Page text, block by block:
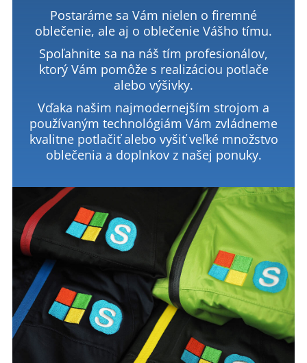
Postaráme sa Vám nielen o firemné
oblečenie, ale aj o oblečenie Vášho tímu.
Spoľahnite sa na náš tím profesionálov,
ktorý Vám pomôže s realizáciou potlače
alebo výšivky.
Vďaka našim najmodernejším strojom a
používaným technológiám Vám zvládneme
kvalitne potlačiť alebo vyšiť veľké množstvo
oblečenia a doplnkov z našej ponuky.